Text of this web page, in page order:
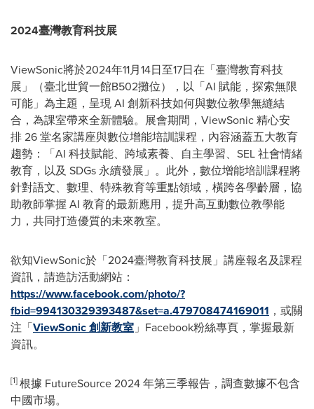
2024臺灣教育科技展
ViewSonic將於2024年11月14日至17日在「臺灣教育科技
展」（臺北世貿一館B502攤位），以「AI 賦能，探索無限
可能」為主題，呈現 AI 創新科技如何與數位教學無縫結
合，為課室帶來全新體驗。展會期間，ViewSonic 精心安
排 26 堂名家講座與數位增能培訓課程，內容涵蓋五大教育
趨勢：「AI 科技賦能、跨域素養、自主學習、SEL 社會情緒
教育，以及 SDGs 永續發展」。此外，數位增能培訓課程將
針對語文、數理、特殊教育等重點領域，橫跨各學齡層，協
助教師掌握 AI 教育的最新應用，提升高互動數位教學能
力，共同打造優質的未來教室。
欲知ViewSonic於「2024臺灣教育科技展」講座報名及課程
資訊，請造訪活動網站：
https://www.facebook.com/photo/?
fbid=994130329393487&set=a.479708474169011 ，或關
注「ViewSonic 創新教室 」Facebook粉絲專頁，掌握最新
資訊。
[1]根據 FutureSource 2024 年第三季報告，調查數據不包含
中國市場。